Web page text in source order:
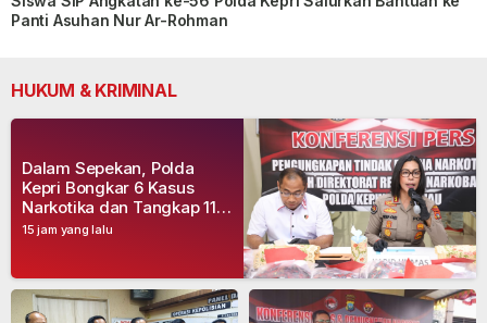
Panti Asuhan Nur Ar-Rohman
HUKUM & KRIMINAL
15 jam yang lalu
Dalam Sepekan, Polda
Kepri Bongkar 6 Kasus
Narkotika dan Tangkap 11
Tersangka